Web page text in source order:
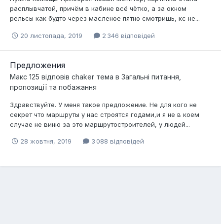
расплывчатой, причём в кабине всё чётко, а за окном
рельсы как будто через масленое пятно смотришь, кс не...
20 листопада, 2019 2 346 відповідей
Предложения
Макс 125 відповів chaker тема в Загальні питання,
пропозиції та побажання
Здравствуйте. У меня такое предложение. Не для кого не
секрет что маршруты у нас строятся годами,и я не в коем
случае не виню за это маршрутостроителей, у людей...
28 жовтня, 2019 3 088 відповідей